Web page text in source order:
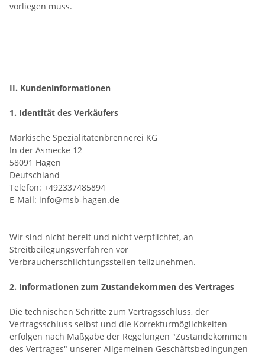
vorliegen muss.
II. Kundeninformationen
1. Identität des Verkäufers
Märkische Spezialitätenbrennerei KG
In der Asmecke 12
58091 Hagen
Deutschland
Telefon: +492337485894
E-Mail: info@msb-hagen.de
Wir sind nicht bereit und nicht verpflichtet, an
Streitbeilegungsverfahren vor
Verbraucherschlichtungsstellen teilzunehmen.
2. Informationen zum Zustandekommen des Vertrages
Die technischen Schritte zum Vertragsschluss, der
Vertragsschluss selbst und die Korrekturmöglichkeiten
erfolgen nach Maßgabe der Regelungen "Zustandekommen
des Vertrages" unserer Allgemeinen Geschäftsbedingungen